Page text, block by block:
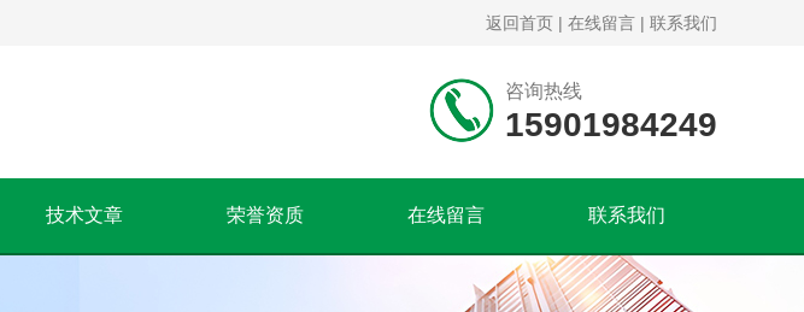
返回首页 | 在线留言 | 联系我们
咨询热线
15901984249
技术文章 荣誉资质 在线留言 联系我们